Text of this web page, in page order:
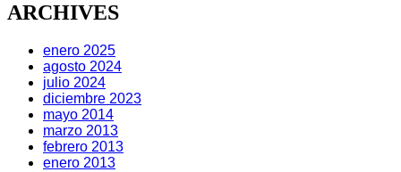
ARCHIVES
enero 2025
agosto 2024
julio 2024
diciembre 2023
mayo 2014
marzo 2013
febrero 2013
enero 2013